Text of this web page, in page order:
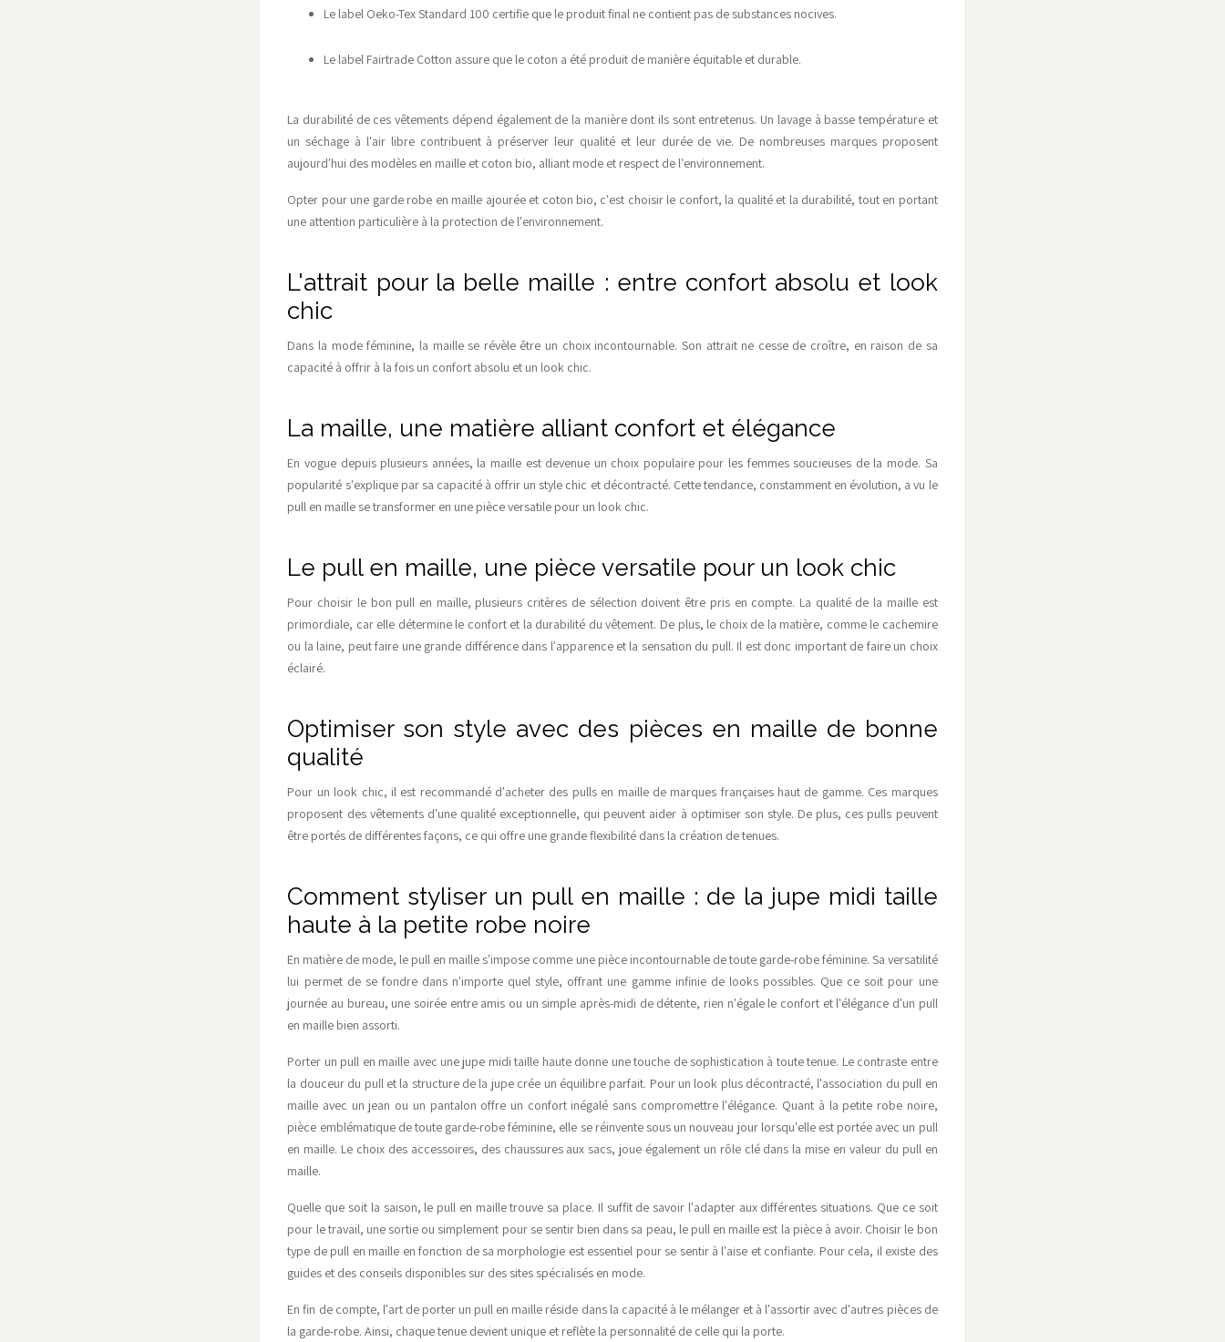
Le label Oeko-Tex Standard 100 certifie que le produit final ne contient pas de substances nocives.
Le label Fairtrade Cotton assure que le coton a été produit de manière équitable et durable.
La durabilité de ces vêtements dépend également de la manière dont ils sont entretenus. Un lavage à basse température et
un séchage à l'air libre contribuent à préserver leur qualité et leur durée de vie. De nombreuses marques proposent
aujourd'hui des modèles en maille et coton bio, alliant mode et respect de l'environnement.
Opter pour une garde robe en maille ajourée et coton bio, c'est choisir le confort, la qualité et la durabilité, tout en portant
une attention particulière à la protection de l'environnement.
L'attrait pour la belle maille : entre confort absolu et look
chic
Dans la mode féminine, la maille se révèle être un choix incontournable. Son attrait ne cesse de croître, en raison de sa
capacité à offrir à la fois un confort absolu et un look chic.
La maille, une matière alliant confort et élégance
En vogue depuis plusieurs années, la maille est devenue un choix populaire pour les femmes soucieuses de la mode. Sa
popularité s'explique par sa capacité à offrir un style chic et décontracté. Cette tendance, constamment en évolution, a vu le
pull en maille se transformer en une pièce versatile pour un look chic.
Le pull en maille, une pièce versatile pour un look chic
Pour choisir le bon pull en maille, plusieurs critères de sélection doivent être pris en compte. La qualité de la maille est
primordiale, car elle détermine le confort et la durabilité du vêtement. De plus, le choix de la matière, comme le cachemire
ou la laine, peut faire une grande différence dans l'apparence et la sensation du pull. Il est donc important de faire un choix
éclairé.
Optimiser son style avec des pièces en maille de bonne
qualité
Pour un look chic, il est recommandé d'acheter des pulls en maille de marques françaises haut de gamme. Ces marques
proposent des vêtements d'une qualité exceptionnelle, qui peuvent aider à optimiser son style. De plus, ces pulls peuvent
être portés de différentes façons, ce qui offre une grande flexibilité dans la création de tenues.
Comment styliser un pull en maille : de la jupe midi taille
haute à la petite robe noire
En matière de mode, le pull en maille s'impose comme une pièce incontournable de toute garde-robe féminine. Sa versatilité
lui permet de se fondre dans n'importe quel style, offrant une gamme infinie de looks possibles. Que ce soit pour une
journée au bureau, une soirée entre amis ou un simple après-midi de détente, rien n'égale le confort et l'élégance d'un pull
en maille bien assorti.
Porter un pull en maille avec une jupe midi taille haute donne une touche de sophistication à toute tenue. Le contraste entre
la douceur du pull et la structure de la jupe crée un équilibre parfait. Pour un look plus décontracté, l'association du pull en
maille avec un jean ou un pantalon offre un confort inégalé sans compromettre l'élégance. Quant à la petite robe noire,
pièce emblématique de toute garde-robe féminine, elle se réinvente sous un nouveau jour lorsqu'elle est portée avec un pull
en maille. Le choix des accessoires, des chaussures aux sacs, joue également un rôle clé dans la mise en valeur du pull en
maille.
Quelle que soit la saison, le pull en maille trouve sa place. Il suffit de savoir l'adapter aux différentes situations. Que ce soit
pour le travail, une sortie ou simplement pour se sentir bien dans sa peau, le pull en maille est la pièce à avoir. Choisir le bon
type de pull en maille en fonction de sa morphologie est essentiel pour se sentir à l'aise et confiante. Pour cela, il existe des
guides et des conseils disponibles sur des sites spécialisés en mode.
En fin de compte, l'art de porter un pull en maille réside dans la capacité à le mélanger et à l'assortir avec d'autres pièces de
la garde-robe. Ainsi, chaque tenue devient unique et reflète la personnalité de celle qui la porte.